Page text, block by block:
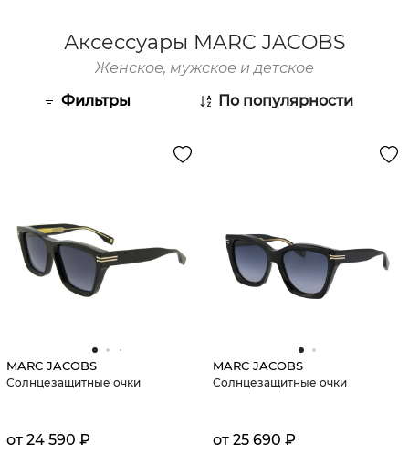
Аксессуары MARC JACOBS
Женское, мужское и детское
Фильтры
По популярности
MARC JACOBS
Солнцезащитные очки
от 24 590 ₽
MARC JACOBS
Солнцезащитные очки
от 25 690 ₽